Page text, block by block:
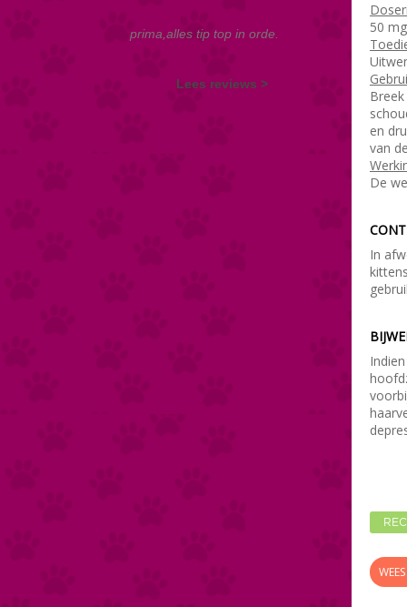
prima,alles tip top in orde.
Lees reviews >
50
en
van
De
In